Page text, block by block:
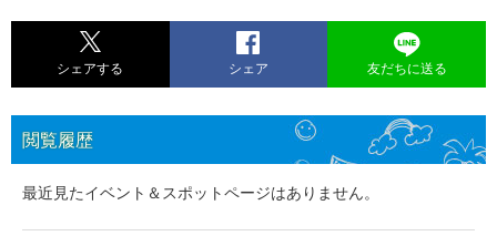
シェアする シェア 友だちに送る
閲覧履歴
最近見たイベント＆スポットページはありません。